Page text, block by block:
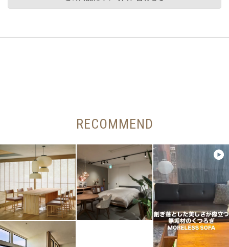
RECOMMEND